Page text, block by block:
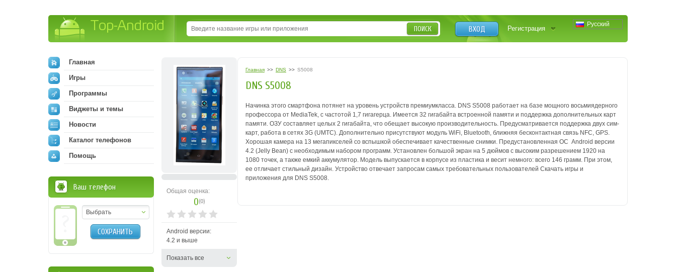
Русский
ВХОД Регистрация
ПОИСК
Общая оценка:
0(0)
Android версии:
4.2 и выше
Показать все
Главная >> DNS >> S5008
DNS S5008
Начинка этого смартфона потянет на уровень устройств премиум­класса. DNS S5008 работает на базе мощного восьмиядерного
профессора от MediaTek, с частотой 1,7 гигагерца. Имеется 32 гигабайта встроенной памяти и поддержка дополнительных карт
памяти. ОЗУ составляет целых 2 гигабайта, что обещает высокую производительность. Предусматривается поддержка двух сим­
карт, работа в сетях 3G (UMTC). Дополнительно присутствуют модуль Wi­Fi, Bluetooth, ближняя бесконтактная связь NFC, GPS.
Хорошая камера на 13 мегапикселей со вспышкой обеспечивает качественные снимки. Предустановленная ОС ­ Android версии
4.2 (Jelly Bean) с необходимым набором программ. Установлен большой экран на 5 дюймов с высоким разрешением 1920 на
1080 точек, а также емкий аккумулятор. Модель выпускается в корпусе из пластика и весит немного: всего 146 грамм. При этом,
ее отличает стильный дизайн. Устройство отвечает запросам самых требовательных пользователей Скачать игры и
приложения для DNS S5008.
Главная
Игры
Программы
Виджеты и темы
Новости
Каталог телефонов
Помощь
Ваш телефон
Выбрать
СОХРАНИТЬ